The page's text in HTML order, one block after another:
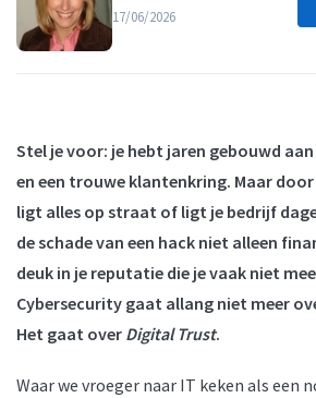
17/06/2026
Stel je voor: je hebt jaren gebouwd
en een trouwe klantenkring. Maar
ligt alles op straat of ligt je bedrijf
de schade van een hack niet alleen
deuk in je reputatie die je vaak niet
Cybersecurity gaat allang niet meer
Het gaat over Digital Trust.
Waar we vroeger naar IT keken als een